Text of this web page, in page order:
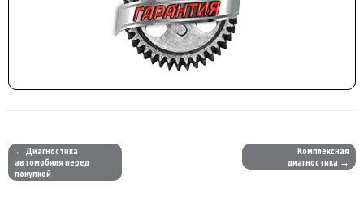
← Диагностика
автомобиля перед
покупкой
Комплексная
диагностика →